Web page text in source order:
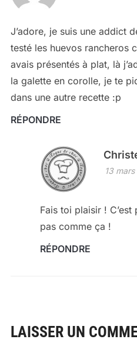
J’adore, je suis une addict
testé les huevos rancheros
avais présentés à plat, là
la galette en corolle, je te
dans une autre recette :p
RÉPONDRE
13
Fais toi plaisir !
pas comme ça !
RÉPONDRE
LAISSER UN